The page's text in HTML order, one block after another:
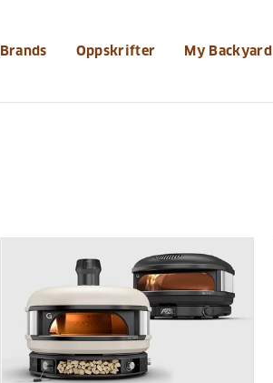
Brands Oppskrifter My Backyard